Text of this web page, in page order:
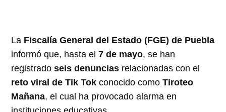
La Fiscalía General del Estado (FGE) de Puebla
informó que, hasta el7 de mayo, se han
registradoseis denuncias relacionadas con el
reto viral de Tik Tok conocido comoTiroteo
Mañana, el cual ha provocado alarma en